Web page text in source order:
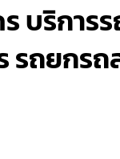
บริการ
รถยกร